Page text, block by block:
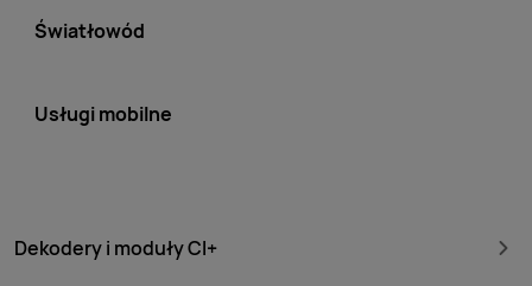
Światłowód
Usługi mobilne
Dekodery i moduły CI+